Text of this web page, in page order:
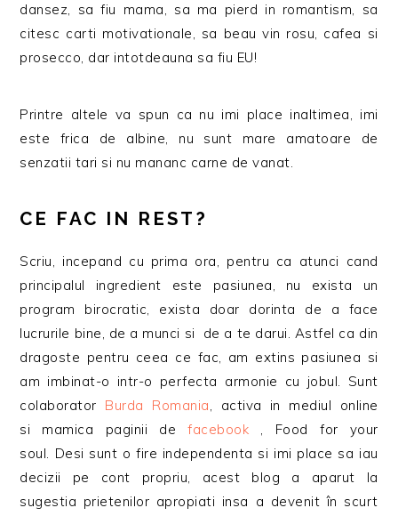
dansez, sa fiu mama, sa ma pierd in romantism, sa
citesc carti motivationale, sa beau vin rosu, cafea si
prosecco, dar intotdeauna sa fiu EU!
Printre altele va spun ca nu imi place inaltimea, imi
este frica de albine, nu sunt mare amatoare de
senzatii tari si nu mananc carne de vanat.
CE FAC IN REST?
Scriu, incepand cu prima ora, pentru ca atunci cand
principalul ingredient este pasiunea, nu exista un
program birocratic, exista doar dorinta de a face
lucrurile bine, de a munci si de a te darui. Astfel ca din
dragoste pentru ceea ce fac, am extins pasiunea si
am imbinat-o intr-o perfecta armonie cu jobul. Sunt
colaborator Burda Romania, activa in mediul online
si mamica paginii defacebook , Food for your
soul. Desi sunt o fire independenta si imi place sa iau
decizii pe cont propriu, acest blog a aparut la
sugestia prietenilor apropiati insa a devenit în scurt